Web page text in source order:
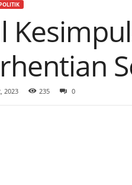
2023 235 0